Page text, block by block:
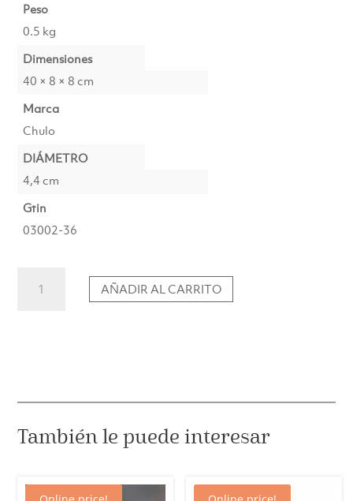
Peso
0.5 kg
Dimensiones
40 × 8 × 8 cm
Marca
Chulo
DIÁMETRO
4,4 cm
Gtin
03002-36
Candle
cantidad
AÑADIR AL CARRITO
También le puede interesar